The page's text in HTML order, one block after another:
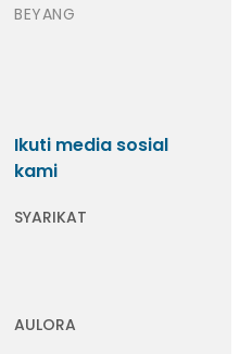
BEYANG
Ikuti media sosial
kami
SYARIKAT
AULORA